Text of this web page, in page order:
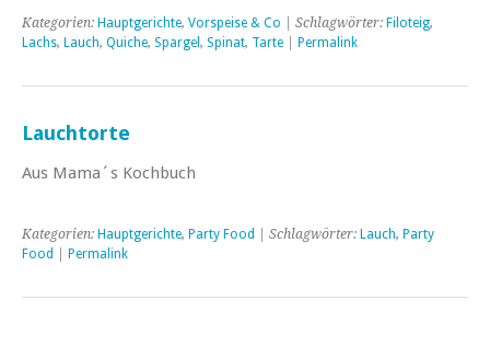
Kategorien: Hauptgerichte, Vorspeise & Co | Schlagwörter: Filoteig,
Lachs, Lauch, Quiche, Spargel , Spinat, Tarte Permalink
Lauchtorte
Aus Mama´s Kochbuch
Kategorien: Hauptgerichte, Party Food | Schlagwörter: Lauch, Party
Food
Permalink